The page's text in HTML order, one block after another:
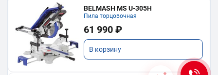
BELMASH MS U-305H
Пила торцовочная
61 990 ₽
В корзину